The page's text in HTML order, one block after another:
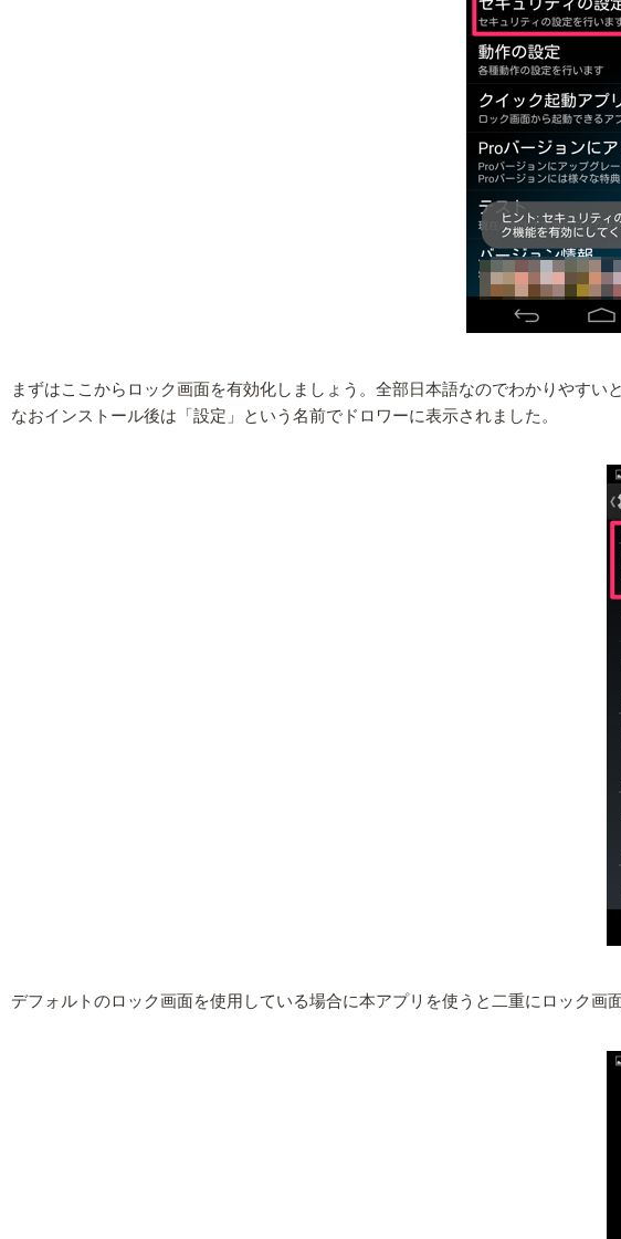
まずはここからロック画面を有効化しましょう。全部日本語なのでわかりやすい
なおインストール後は「設定」という名前でドロワーに表示されました。
デフォルトのロック画面を使用している場合に本アプリを使うと二重にロック